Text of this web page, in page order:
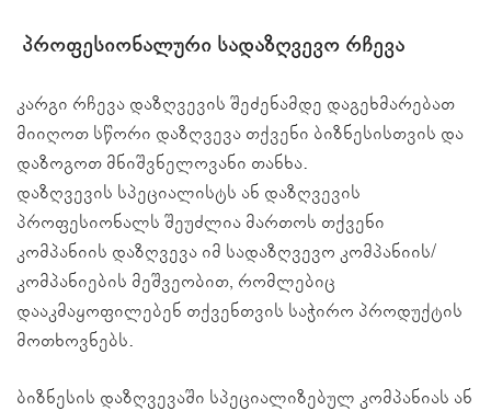
პროფესიონალური სადაზღვევო რჩევა
კარგი რჩევა დაზღვევის შეძენამდე დაგეხმარებათ
მიიღოთ სწორი დაზღვევა თქვენი ბიზნესისთვის და
დაზოგოთ მნიშვნელოვანი თანხა.
დაზღვევის სპეციალისტს ან დაზღვევის
პროფესიონალს შეუძლია მართოს თქვენი
კომპანიის დაზღვევა იმ სადაზღვევო კომპანიის/
კომპანიების მეშვეობით, რომლებიც
დააკმაყოფილებენ თქვენთვის საჭირო პროდუქტის
მოთხოვნებს.
ბიზნესის დაზღვევაში სპეციალიზებულ კომპანიას ან